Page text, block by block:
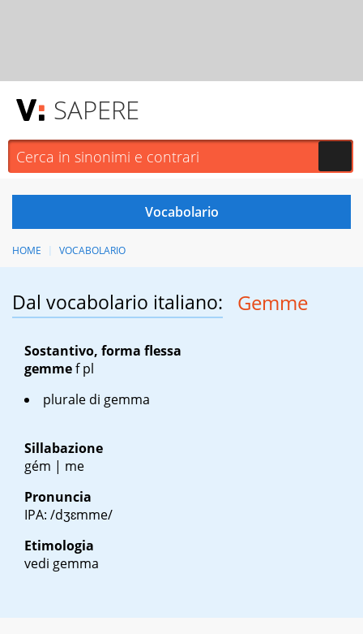
SAPERE
HOME VOCABOLARIO
Dal vocabolario italiano: Gemme
Sostantivo, forma flessa
gemmef pl
plurale di gemma
Sillabazione
gém | me
Pronuncia
IPA: /dʒɛmme/
Etimologia
vedi gemma